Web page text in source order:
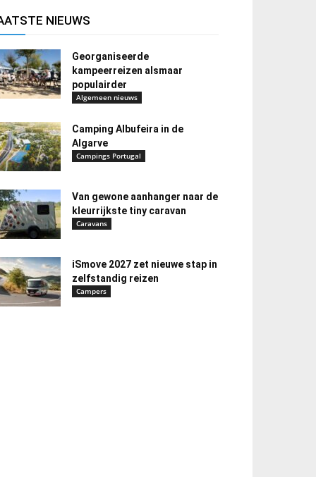
NIEUWS
Georganiseerde
kampeerreizen alsmaar
populairder
Algemeen nieuws
Camping Albufeira in de
Algarve
Campings Portugal
Van gewone aanhanger naar de
kleurrijkste tiny caravan
Caravans
iSmove 2027 zet nieuwe stap in
zelfstandig reizen
Campers